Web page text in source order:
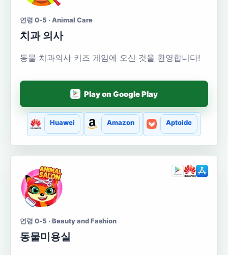
연령 0-5 · Animal Care
치과 의사
동물 치과의사 키즈 게임에 오신 것을 환영합니다!
Play on Google Play
Huawei Amazon Aptoide
연령 0-5 · Beauty and Fashion
동물미용실